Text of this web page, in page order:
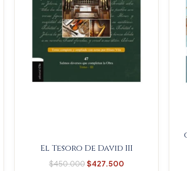
El Tesoro De David III
$450.000$427.500